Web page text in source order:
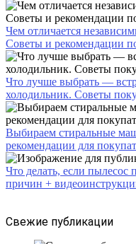
Чем отличается
Советы и рекомендации
Что лучше выбрать —
холодильник. Советы
Выбираем стиральные
рекомендации для
Что делать, если пылесос
причин +
Свежие публикации